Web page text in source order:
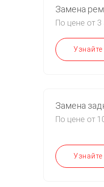
Замена
По цене от 3
Замена
По цене от